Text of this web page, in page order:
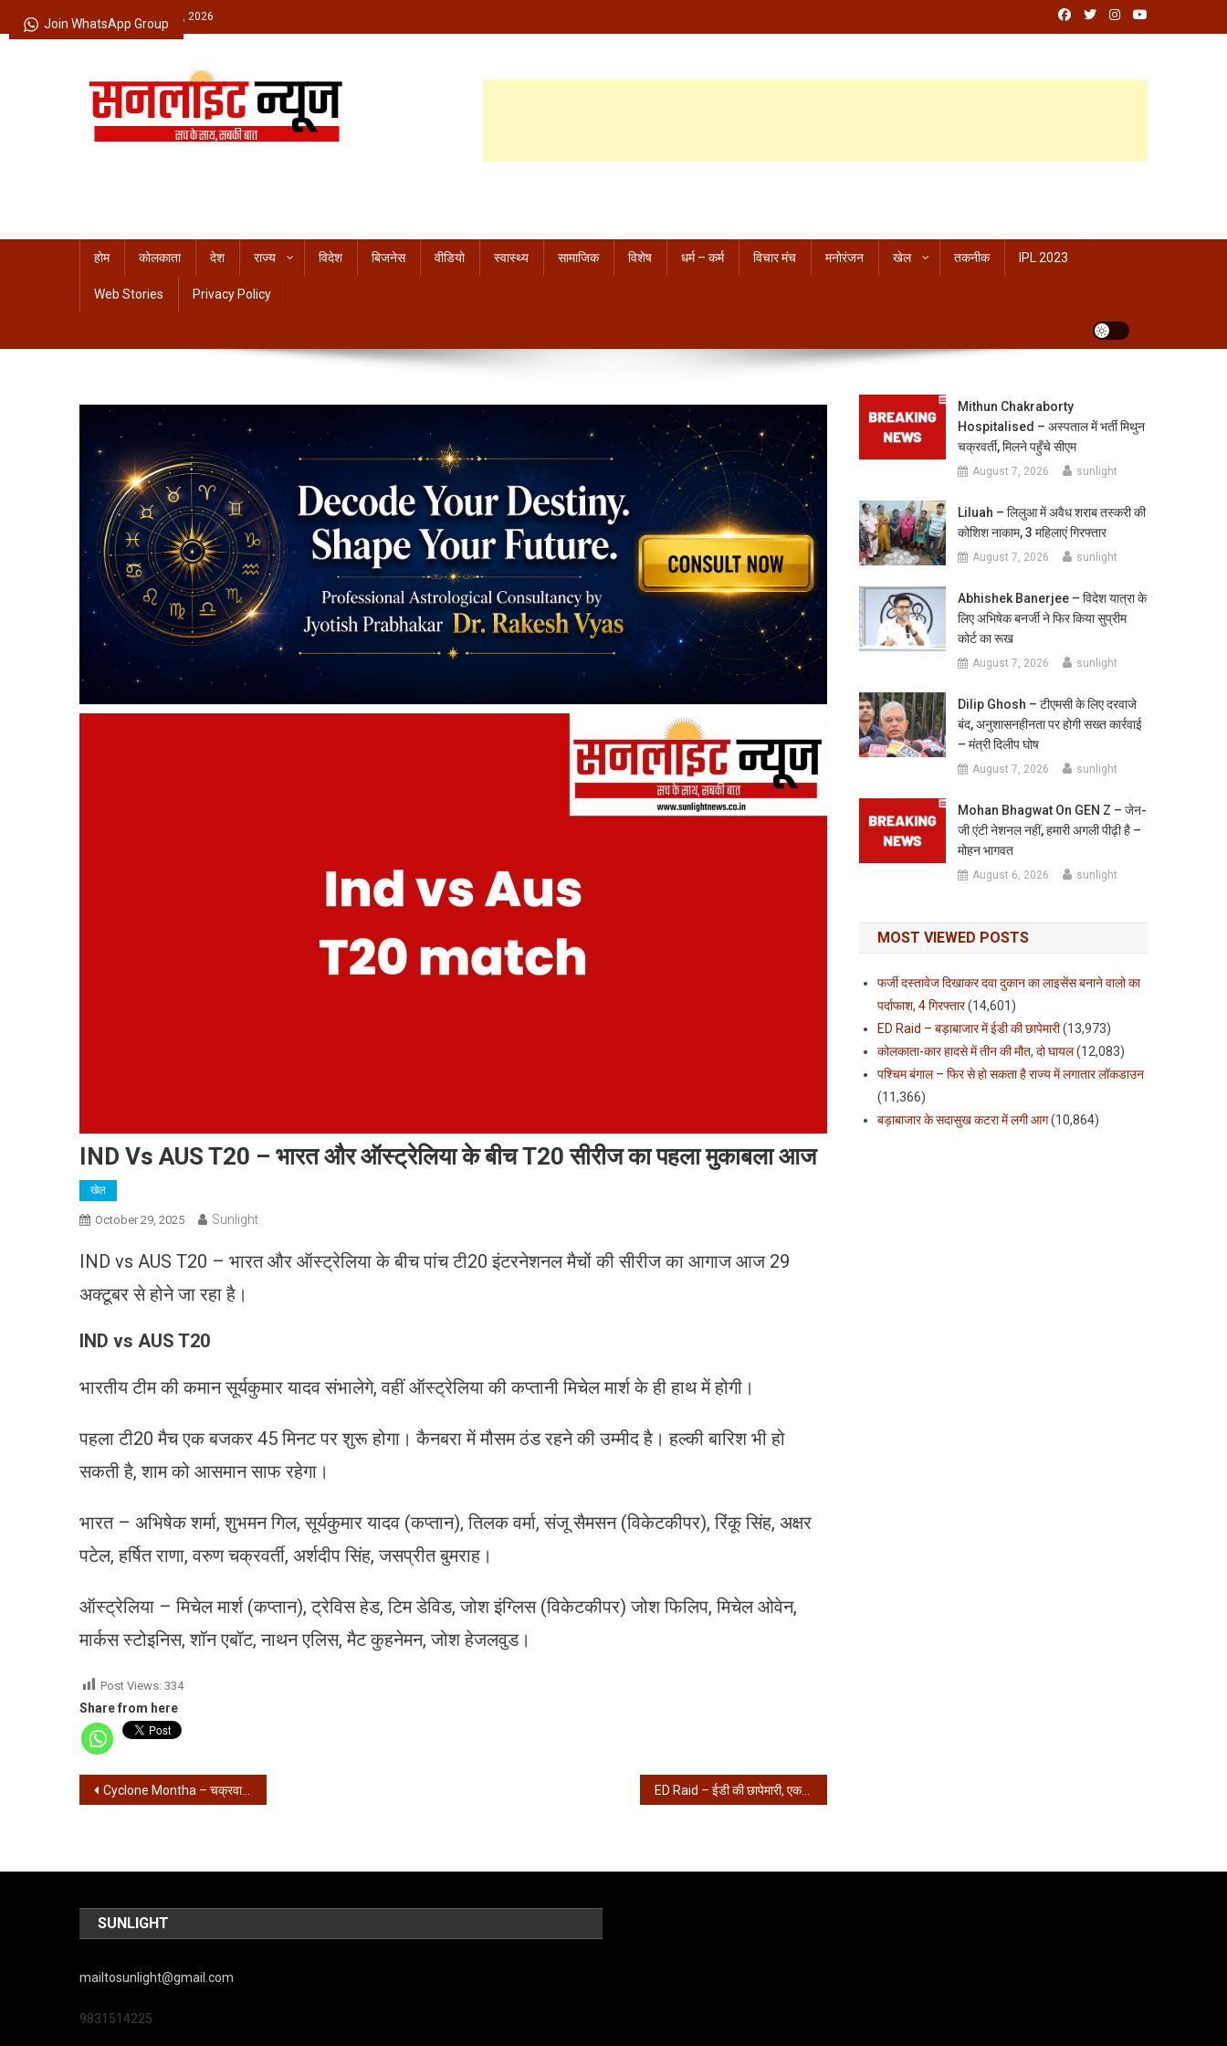
to
Friday, August 07, 2026
होम कोलकाता देश राज्य विदेश बिजनेस वीडियो स्वास्थ्य सामाजिक विशेष धर्म – कर्म विचार मंच मनोरंजन खेल तकनीक IPL 2023
Web Stories Privacy Policy
IND Vs AUS T20 – भारत और ऑस्ट्रेलिया के बीच T20 सीरीज का पहला मुकाबला आज
खेल
October 29, 2025 Sunlight
IND vs AUS T20 – भारत और ऑस्ट्रेलिया के बीच पांच टी20 इंटरनेशनल मैचों की सीरीज का आगाज आज 29
अक्टूबर से होने जा रहा है।
IND vs AUS T20
भारतीय टीम की कमान सूर्यकुमार यादव संभालेगे, वहीं ऑस्ट्रेलिया की कप्तानी मिचेल मार्श के ही ​हा​थ में होगी।
पहला टी20 मैच एक बजकर 45 मिनट पर शुरू होगा। कैनबरा में मौसम ठंड रहने की उम्मीद है। हल्की बारिश भी हो
सकती है, शाम को आसमान साफ रहेगा।
भारत – अभिषेक शर्मा, शुभमन गिल, सूर्यकुमार यादव (कप्तान), तिलक वर्मा, संजू सैमसन (विकेटकीपर), रिंकू सिंह, अक्षर
पटेल, हर्षित राणा, वरुण चक्रवर्ती, अर्शदीप सिंह, जसप्रीत बुमराह।
ऑस्ट्रेलिया – मिचेल मार्श (कप्तान), ट्रेविस हेड, टिम डेविड, जोश इंग्लिस (विकेटकीपर) जोश फिलिप, मिचेल ओवेन,
मार्कस स्टोइनिस, शॉन एबॉट, नाथन एलिस, मैट कुहनेमन, जोश हेजलवुड।
Post Views: 334
Share from here
Post
Cyclone Montha – चक्रवात मोंथा का प्रभाव – कोलकाता सहित दक्षिण बंगाल में बारिश शुरू ED Raid – ईडी की छापेमारी, एक करोड़ रुपये से अधिक की बरामदगी..
Mithun Chakraborty
Hospitalised – अस्पताल में भर्ती मिथुन
चक्रवर्ती, मिलने पहुँचे सीएम
August 7, 2026 sunlight
Liluah – लिलुआ में अवैध शराब तस्करी की
कोशिश नाकाम, 3 महिलाएं गिरफ्तार
August 7, 2026 sunlight
Abhishek Banerjee – विदेश यात्रा के
लिए अभिषेक बनर्जी ने फिर किया सुप्रीम
कोर्ट का रूख
August 7, 2026 sunlight
Dilip Ghosh – टीएमसी के लिए दरवाजे
बंद, अनुशासनहीनता पर होगी सख्त कार्रवाई
– मंत्री दिलीप घोष
August 7, 2026 sunlight
Mohan Bhagwat On GEN Z – जेन-
जी एंटी नेशनल नहीं, हमारी अगली पीढ़ी है –
मोहन भागवत
August 6, 2026 sunlight
MOST VIEWED POSTS
फर्जी दस्तावेज दिखाकर दवा दुकान का लाइसेंस बनाने वालो का
पर्दाफाश, 4 गिरफ्तार(14,601)
ED Raid – बड़ाबाजार में ईडी की छापेमारी(13,973)
कोलकाता-कार हादसे में तीन की मौत, दो घायल(12,083)
पश्चिम बंगाल – फिर से हो सकता है राज्य में लगातार लॉकडाउन
(11,366)
बड़ाबाजार के सदासुख कटरा में लगी आग(10,864)
SUNLIGHT
mailtosunlight@gmail.com
9831514225
Join WhatsApp Group